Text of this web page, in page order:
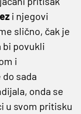
i njegovi
slično, čak je
bi povukli
i
sada
onda se
u svom pritisku